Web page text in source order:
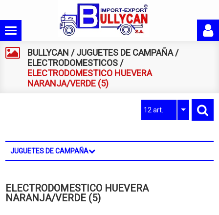
BULLYCAN /JUGUETES DE CAMPAÑA/
ELECTRODOMESTICOS /
ELECTRODOMESTICO HUEVERA
NARANJA/VERDE (5)
12 art.
JUGUETES DE CAMPAÑA
ELECTRODOMESTICO HUEVERA
NARANJA/VERDE (5)